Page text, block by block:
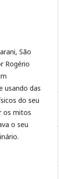
São
Rogério
usando das
do seu
os mitos
o seu